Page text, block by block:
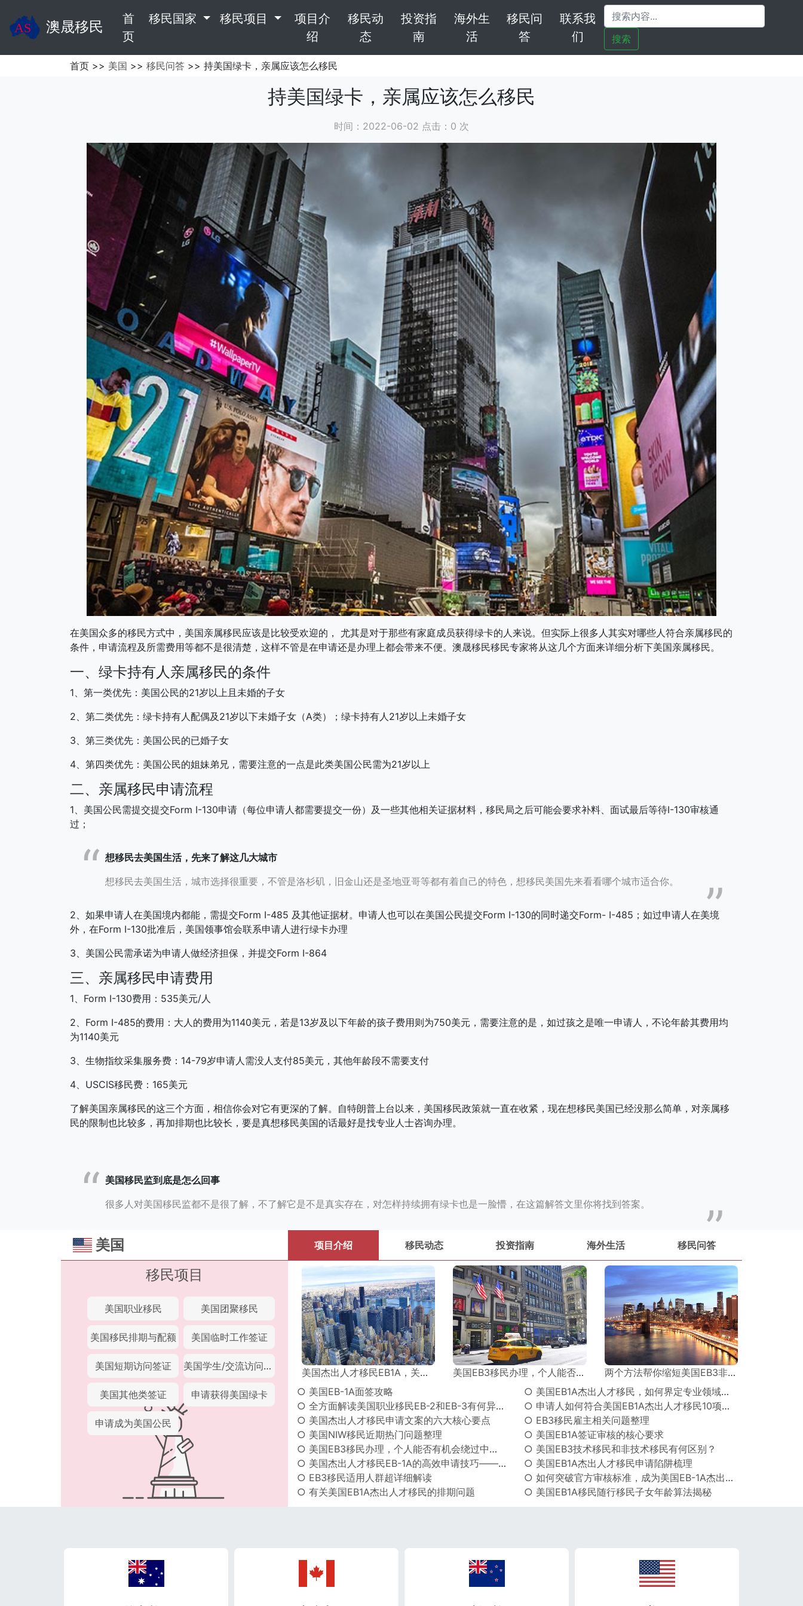
澳晟移民
首
页(current)
移民国家 移民项目
项目介
绍
移民动
态
投资指
南
海外生
活
移民问
答
联系我
们
搜索
首页 >> 美国 >> 移民问答 >> 持美国绿卡，亲属应该怎么移民
持美国绿卡，亲属应该怎么移民
时间：2022-06-02 点击： 0 次
在美国众多的移民方式中，美国亲属移民应该是比较受欢迎的， 尤其是对于那些有家庭成员获得绿卡的人来说。但实际上很多人其实对哪些人符合亲属移民的
条件，申请流程及所需费用等都不是很清楚，这样不管是在申请还是办理上都会带来不便。澳晟移民移民专家将从这几个方面来详细分析下美国亲属移民。
一、绿卡持有人亲属移民的条件
1、第一类优先：美国公民的21岁以上且未婚的子女
2、第二类优先：绿卡持有人配偶及21岁以下未婚子女（A类）；绿卡持有人21岁以上未婚子女
3、第三类优先：美国公民的已婚子女
4、第四类优先：美国公民的姐妹弟兄，需要注意的一点是此类美国公民需为21岁以上
二、亲属移民申请流程
1、美国公民需提交提交Form I-130申请（每位申请人都需要提交一份）及一些其他相关证据材料，移民局之后可能会要求补料、面试最后等待I-130审核通
过；
想移民去美国生活，先来了解这几大城市
想移民去美国生活，城市选择很重要，不管是洛杉矶，旧金山还是圣地亚哥等都有着自己的特色，想移民美国先来看看哪个城市适合你。
2、如果申请人在美国境内都能，需提交Form I-485 及其他证据材。申请人也可以在美国公民提交Form I-130的同时递交Form- I-485；如过申请人在美境
外，在Form I-130批准后，美国领事馆会联系申请人进行绿卡办理
3、美国公民需承诺为申请人做经济担保，并提交Form I-864
三、亲属移民申请费用
1、Form I-130费用：535美元/人
2、Form I-485的费用：大人的费用为1140美元，若是13岁及以下年龄的孩子费用则为750美元，需要注意的是，如过孩之是唯一申请人，不论年龄其费用均
为1140美元
3、生物指纹采集服务费：14-79岁申请人需没人支付85美元，其他年龄段不需要支付
4、USCIS移民费：165美元
了解美国亲属移民的这三个方面，相信你会对它有更深的了解。自特朗普上台以来，美国移民政策就一直在收紧，现在想移民美国已经没那么简单，对亲属移
民的限制也比较多，再加排期也比较长，要是真想移民美国的话最好是找专业人士咨询办理。
美国移民监到底是怎么回事
很多人对美国移民监都不是很了解，不了解它是不是真实存在，对怎样持续拥有绿卡也是一脸懵，在这篇解答文里你将找到答案。
美国
移民项目
美国职业移民 美国团聚移民
美国移民排期与配额 美国临时工作签证
美国短期访问签证 美国学生/交流访问签证
美国其他类签证 申请获得美国绿卡
申请成为美国公民
项目介绍 移民动态 投资指南 海外生活 移民问答
美国杰出人才移民EB1A，关于表格I-140注意事项 美国EB3移民办理，个人能否有机会绕过中介直接寻找雇主？
两个方法帮你缩短美国EB3非技术移民排期！亲测有效！
○ 美国EB-1A面签攻略
○ 美国EB1A杰出人才移民，如何界定专业领域的范围？
○ 全方面解读美国职业移民EB-2和EB-3有何异同！
○ 申请人如何符合美国EB1A杰出人才移民10项核心标准（上）？
○ 美国杰出人才移民申请文案的六大核心要点
○ EB3移民雇主相关问题整理
○ 美国NIW移民近期热门问题整理
○ 美国EB1A签证审核的核心要求
○ 美国EB3移民办理，个人能否有机会绕过中介直接寻找雇主？
○ 美国EB3技术移民和非技术移民有何区别？
○ 美国杰出人才移民EB-1A的高效申请技巧——突出核心价值
○ 美国EB1A杰出人才移民申请陷阱梳理
○ EB3移民适用人群超详细解读
○ 如何突破官方审核标准，成为美国EB-1A杰出人才移民的佼佼者？
○ 有关美国EB1A杰出人才移民的排期问题
○ 美国EB1A移民随行移民子女年龄算法揭秘